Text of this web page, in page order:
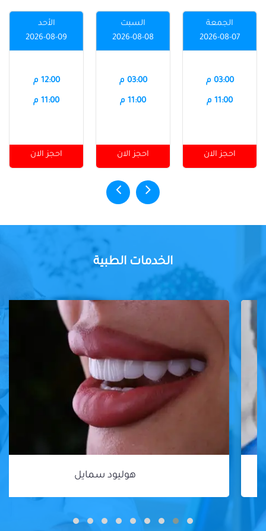
الجمعة
2026-08-07
03:00 م
11:00 م
احجز الان
السبت
2026-08-08
03:00 م
11:00 م
احجز الان
الأحد
2026-08-09
12:00 م
11:00 م
احجز الان
الخدمات الطبية
هوليود سمايل